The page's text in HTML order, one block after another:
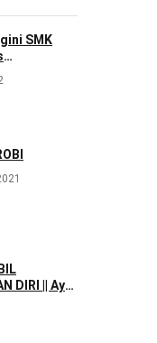
SMK
DIRI || Ayo